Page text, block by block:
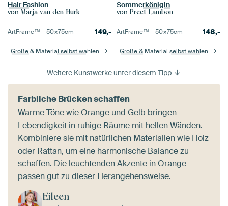
Hair Fashion
von Marja van den Hurk
ArtFrame™ –50×75cm 149,-
Größe & Material selbst wählen
Sommerkönigin
von Preet Lambon
ArtFrame™ –50×75cm 148,-
Größe & Material selbst wählen
Weitere Kunstwerke unter diesem Tipp
Farbliche Brücken schaffen
Warme Töne wie Orange und Gelb bringen
Lebendigkeit in ruhige Räume mit hellen Wänden.
Kombiniere sie mit natürlichen Materialien wie Holz
oder Rattan, um eine harmonische Balance zu
schaffen. Die leuchtenden Akzente inOrange
passen gut zu dieser Herangehensweise.
Eileen